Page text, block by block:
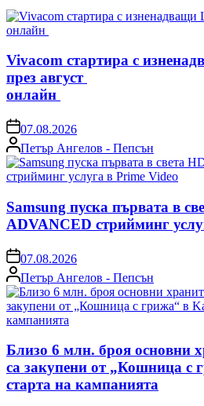
Vivacom стартира с
през август
онлайн
on07.08.2026
Posted
by
Петър Ангелов - Пепсън
Samsung пуска първата в
ADVANCED стрийминг
on07.08.2026
Posted
by
Петър Ангелов - Пепсън
Близо 6 млн. броя основни
са закупени от „Кошница с
старта на кампанията